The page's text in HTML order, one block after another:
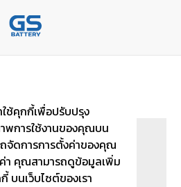
ช้คุกกี้เพื่อปรับปรุง
พการใช้งานของคุณบน
จัดการการตั้งค่าของคุณ
า คุณสามารถดูข้อมูลเพิ่ม
บนเว็บไซต์ของเรา